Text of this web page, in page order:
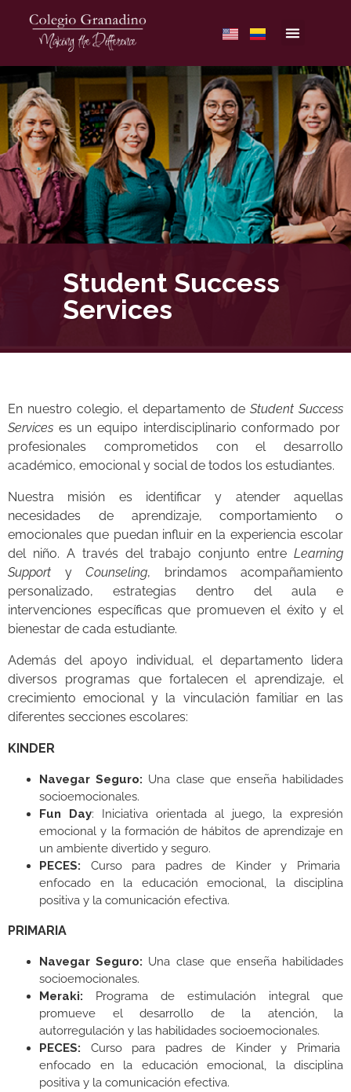
Student Success
Services
En nuestro colegio, el departamento de Student Success
Services es un equipo interdisciplinario conformado por
profesionales comprometidos con el desarrollo
académico, emocional y social de todos los estudiantes.
Nuestra misión es identificar y atender aquellas
necesidades de aprendizaje, comportamiento o
emocionales que puedan influir en la experiencia escolar
del niño. A través del trabajo conjunto entre Learning
Support y Counseling, brindamos acompañamiento
personalizado, estrategias dentro del aula e
intervenciones específicas que promueven el éxito y el
bienestar de cada estudiante.
Además del apoyo individual, el departamento lidera
diversos programas que fortalecen el aprendizaje, el
crecimiento emocional y la vinculación familiar en las
diferentes secciones escolares:
KINDER
Navegar Seguro: Una clase que enseña habilidades
socioemocionales.
Fun Day: Iniciativa orientada al juego, la expresión
emocional y la formación de hábitos de aprendizaje en
un ambiente divertido y seguro.
PECES: Curso para padres de Kinder y Primaria
enfocado en la educación emocional, la disciplina
positiva y la comunicación efectiva.
PRIMARIA
Navegar Seguro: Una clase que enseña habilidades
socioemocionales.
Meraki: Programa de estimulación integral que
promueve el desarrollo de la atención, la
autorregulación y las habilidades socioemocionales.
PECES: Curso para padres de Kinder y Primaria
enfocado en la educación emocional, la disciplina
positiva y la comunicación efectiva.